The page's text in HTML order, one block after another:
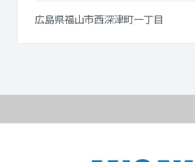
広島県福山市西深津町一丁目